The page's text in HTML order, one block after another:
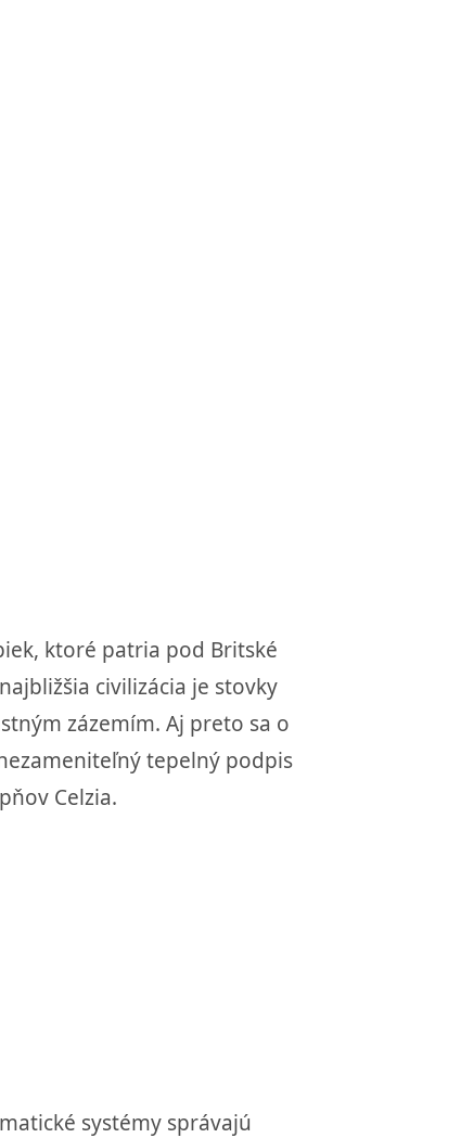
ktoré patria pod Britské
civilizácia je stovky
zázemím. Aj preto sa o
tepelný podpis
Celzia.
systémy správajú